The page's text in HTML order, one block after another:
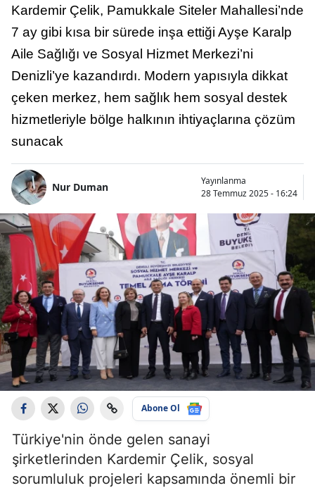
Kardemir Çelik, Pamukkale Siteler Mahallesi’nde
7 ay gibi kısa bir sürede inşa ettiği Ayşe Karalp
Aile Sağlığı ve Sosyal Hizmet Merkezi’ni
Denizli’ye kazandırdı. Modern yapısıyla dikkat
çeken merkez, hem sağlık hem sosyal destek
hizmetleriyle bölge halkının ihtiyaçlarına çözüm
sunacak
Nur Duman
Yayınlanma
28 Temmuz 2025 - 16:24
Abone Ol
Türkiye'nin önde gelen sanayi
şirketlerinden Kardemir Çelik, sosyal
sorumluluk projeleri kapsamında önemli bir